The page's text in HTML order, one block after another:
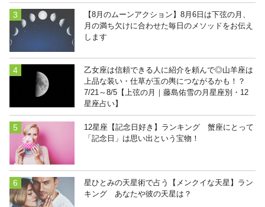
【8月のムーンアクション】8月6日は下弦の月、
月の満ち欠けに合わせた毎日のメソッドをお伝え
します
乙女座は信頼できる人に紹介を頼んで◎山羊座は
上品な装い・仕草が玉の輿につながるかも！？
7/21～8/5【上弦の月｜藤島佑雪の月星座別・12
星座占い】
12星座【記念日好き】ランキング 蟹座にとって
「記念日」は思い出という宝物！
星ひとみの天星術で占う【メンクイな天星】ラン
キング あなたや彼の天星は？